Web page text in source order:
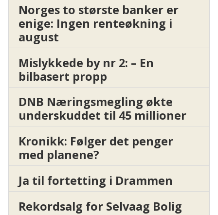
Norges to største banker er
enige: Ingen renteøkning i
august
Mislykkede by nr 2: – En
bilbasert propp
DNB Næringsmegling økte
underskuddet til 45 millioner
Kronikk: Følger det penger
med planene?
Ja til fortetting i Drammen
Rekordsalg for Selvaag Bolig